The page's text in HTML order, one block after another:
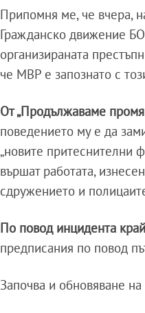
Припомня ме, че вчера,
Гражданско движение
организираната
че МВР е запознато с
От „Продължаваме
поведението му е да
„новите притеснителни
вършат работата,
сдружението и
По повод инцидента
предписания по повод
Започва и обновяване